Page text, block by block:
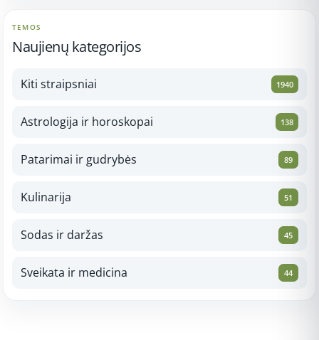
TEMOS
Naujienų kategorijos
Kiti straipsniai 1940
Astrologija ir horoskopai 138
Patarimai ir gudrybės 89
Kulinarija 51
Sodas ir daržas 45
Sveikata ir medicina 44